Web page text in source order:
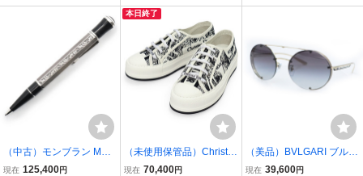
（中古）モンブラン MON
TBLANC 作家シリーズ マ
現在 125,400円
本日終了
（未使用保管品）Christia
n Dior クリスチャンディ
現在 70,400円
（美品）BVLGARI ブルガ
リ BV6127 ビー ゼロワン
現在 39,600円